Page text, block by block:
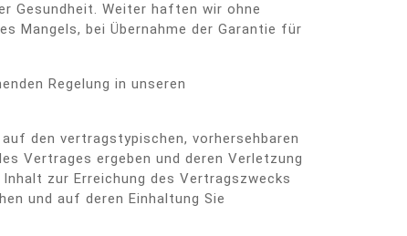
Gesundheit. Weiter haften wir ohne
Mangels, bei Übernahme der Garantie für
Regelung in unseren
den vertragstypischen, vorhersehbaren
Vertrages ergeben und deren Verletzung
zur Erreichung des Vertragszwecks
und auf deren Einhaltung Sie